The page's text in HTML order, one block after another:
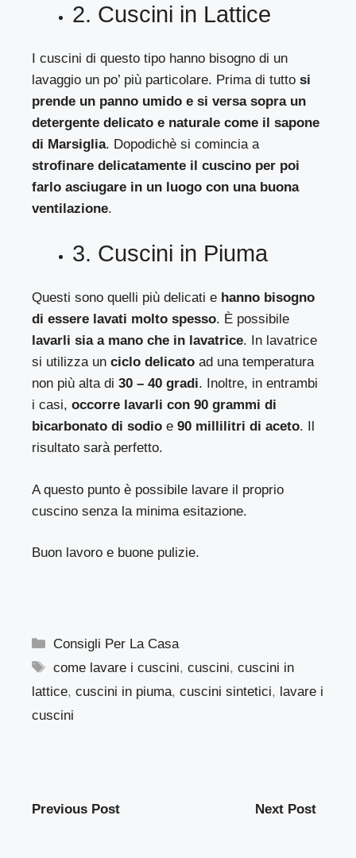
2. Cuscini in Lattice
I cuscini di questo tipo hanno bisogno di un
lavaggio un po’ più particolare. Prima di tuttosi
prende un panno umido e si versa sopra un
detergente delicato e naturale come il sapone
di Marsiglia. Dopodichè si comincia a
strofinare delicatamente il cuscino per poi
farlo asciugare in un luogo con una buona
ventilazione.
3. Cuscini in Piuma
Questi sono quelli più delicati e hanno bisogno
di essere lavati molto spesso. È possibile
lavarli sia a mano che in lavatrice. In lavatrice
si utilizza unciclo delicato ad una temperatura
non più alta di 30 – 40 gradi. Inoltre, in entrambi
i casi,occorre lavarli con 90 grammi di
bicarbonato di sodio e90 millilitri di aceto. Il
risultato sarà perfetto.
A questo punto è possibile lavare il proprio
cuscino senza la minima esitazione.
Buon lavoro e buone pulizie.
Categorie
Consigli Per La Casa
Tag
come lavare i cuscini,cuscini,cuscini in
lattice, cuscini in piuma, cuscini sintetici, lavare i
cuscini
Previous Post Next Post